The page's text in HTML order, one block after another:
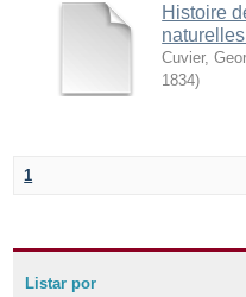
Histoire
Cuvier,
1834)
1
Listar por